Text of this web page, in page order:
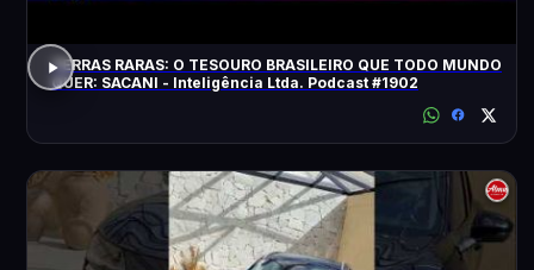
TERRAS RARAS: O TESOURO BRASILEIRO QUE TODO MUNDO
QUER: SACANI - Inteligência Ltda. Podcast #1902